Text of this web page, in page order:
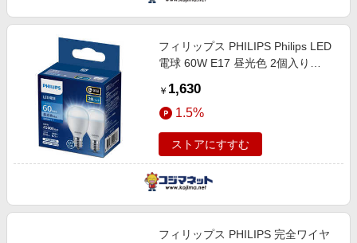
フィリップス PHILIPS Philips LED
電球 60W E17 昼光色 2個入り
色 /2個 /広配光タイプ］ LDA4L-G-
E17/E/K/2P
￥ 1,630
1.5%
ストアにすすむ
フィリップス PHILIPS 完全ワイヤ